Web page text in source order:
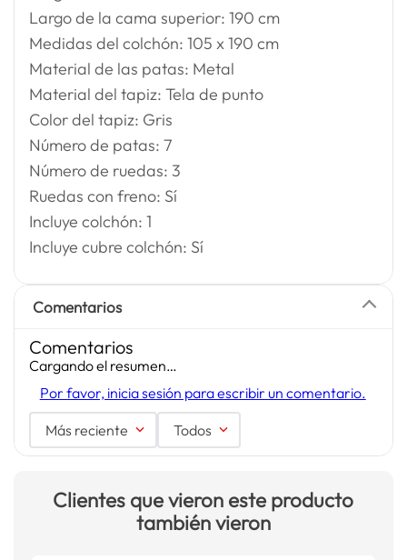
Largo de la cama superior: 190 cm
Medidas del colchón: 105 x 190 cm
Material de las patas: Metal
Material del tapiz: Tela de punto
Color del tapiz: Gris
Número de patas: 7
Número de ruedas: 3
Ruedas con freno: Sí
Incluye colchón: 1
Incluye cubre colchón: Sí
Comentarios
Comentarios
Cargando el resumen…
Por favor, inicia sesión para escribir un comentario.
Más reciente Todos
Clientes que vieron este producto
también vieron